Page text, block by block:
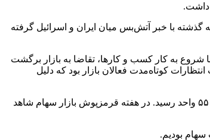
طلا و ارز که در انتهای هفته گذشته با خبر آتش‌بس میان ایران و اسرائیل گرفته
شروع به کار کسب و کارها، تقاضا به بازار برگشت
کوتاه‌مدت فعالان بازار بود که دلیل
تنها بازاری که قرمزپوش بود و راه خودش را از بازار طلا و ارز جدا کرد شاخص کل سهام بود که با ریزش نزدیک به ۱۲ درصدی به دو میلیون و ۶۸۹ هزار و ۵۵۱ واحد رسید. در هفته قرمزپوش بازار سهام شاهد
بودیم.